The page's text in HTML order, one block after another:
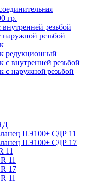
гр.
резьбой
наружной резьбой
редукционный
с внутренней резьбой
с наружной резьбой
ПЭ100+ СДР 11
ПЭ100+ СДР 17
11
11
17
11